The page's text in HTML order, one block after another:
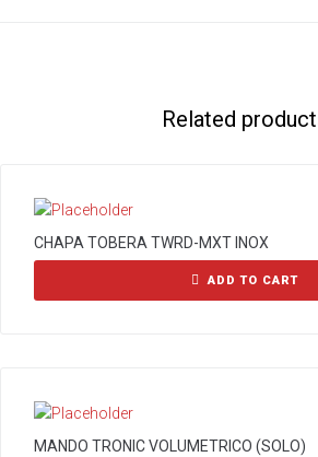
Related
CHAPA TOBERA TWRD-MXT INOX
ADD TO CART
MANDO TRONIC VOLUMETRICO (SOLO)